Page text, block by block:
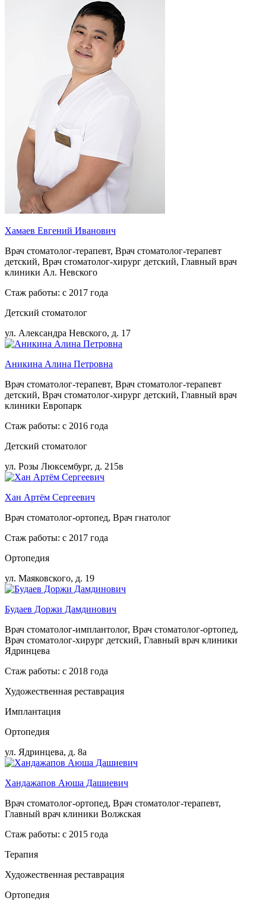
Хамаев Евгений Иванович
Врач стоматолог-терапевт, Врач стоматолог-терапевт
детский, Врач стоматолог-хирург детский, Главный врач
клиники Ал. Невского
Стаж работы: с 2017 года
Детский стоматолог
ул. Александра Невского, д. 17
Аникина Алина Петровна
Врач стоматолог-терапевт, Врач стоматолог-терапевт
детский, Врач стоматолог-хирург детский, Главный врач
клиники Европарк
Стаж работы: с 2016 года
Детский стоматолог
ул. Розы Люксембург, д. 215в
Хан Артём Сергеевич
Врач стоматолог-ортопед, Врач гнатолог
Стаж работы: с 2017 года
Ортопедия
ул. Маяковского, д. 19
Будаев Доржи Дамдинович
Врач стоматолог-имплантолог, Врач стоматолог-ортопед,
Врач стоматолог-хирург детский, Главный врач клиники
Ядринцева
Стаж работы: с 2018 года
Художественная реставрация
Имплантация
Ортопедия
ул. Ядринцева, д. 8а
Хандажапов Аюша Дашиевич
Врач стоматолог-ортопед, Врач стоматолог-терапевт,
Главный врач клиники Волжская
Стаж работы: с 2015 года
Терапия
Художественная реставрация
Ортопедия